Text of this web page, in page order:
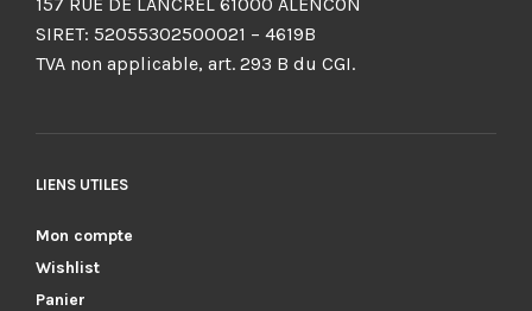
SIRET: 52055302500021 – 4619B
TVA non applicable, art. 293 B du CGI.
LIENS UTILES
Mon compte
Wishlist
Panier